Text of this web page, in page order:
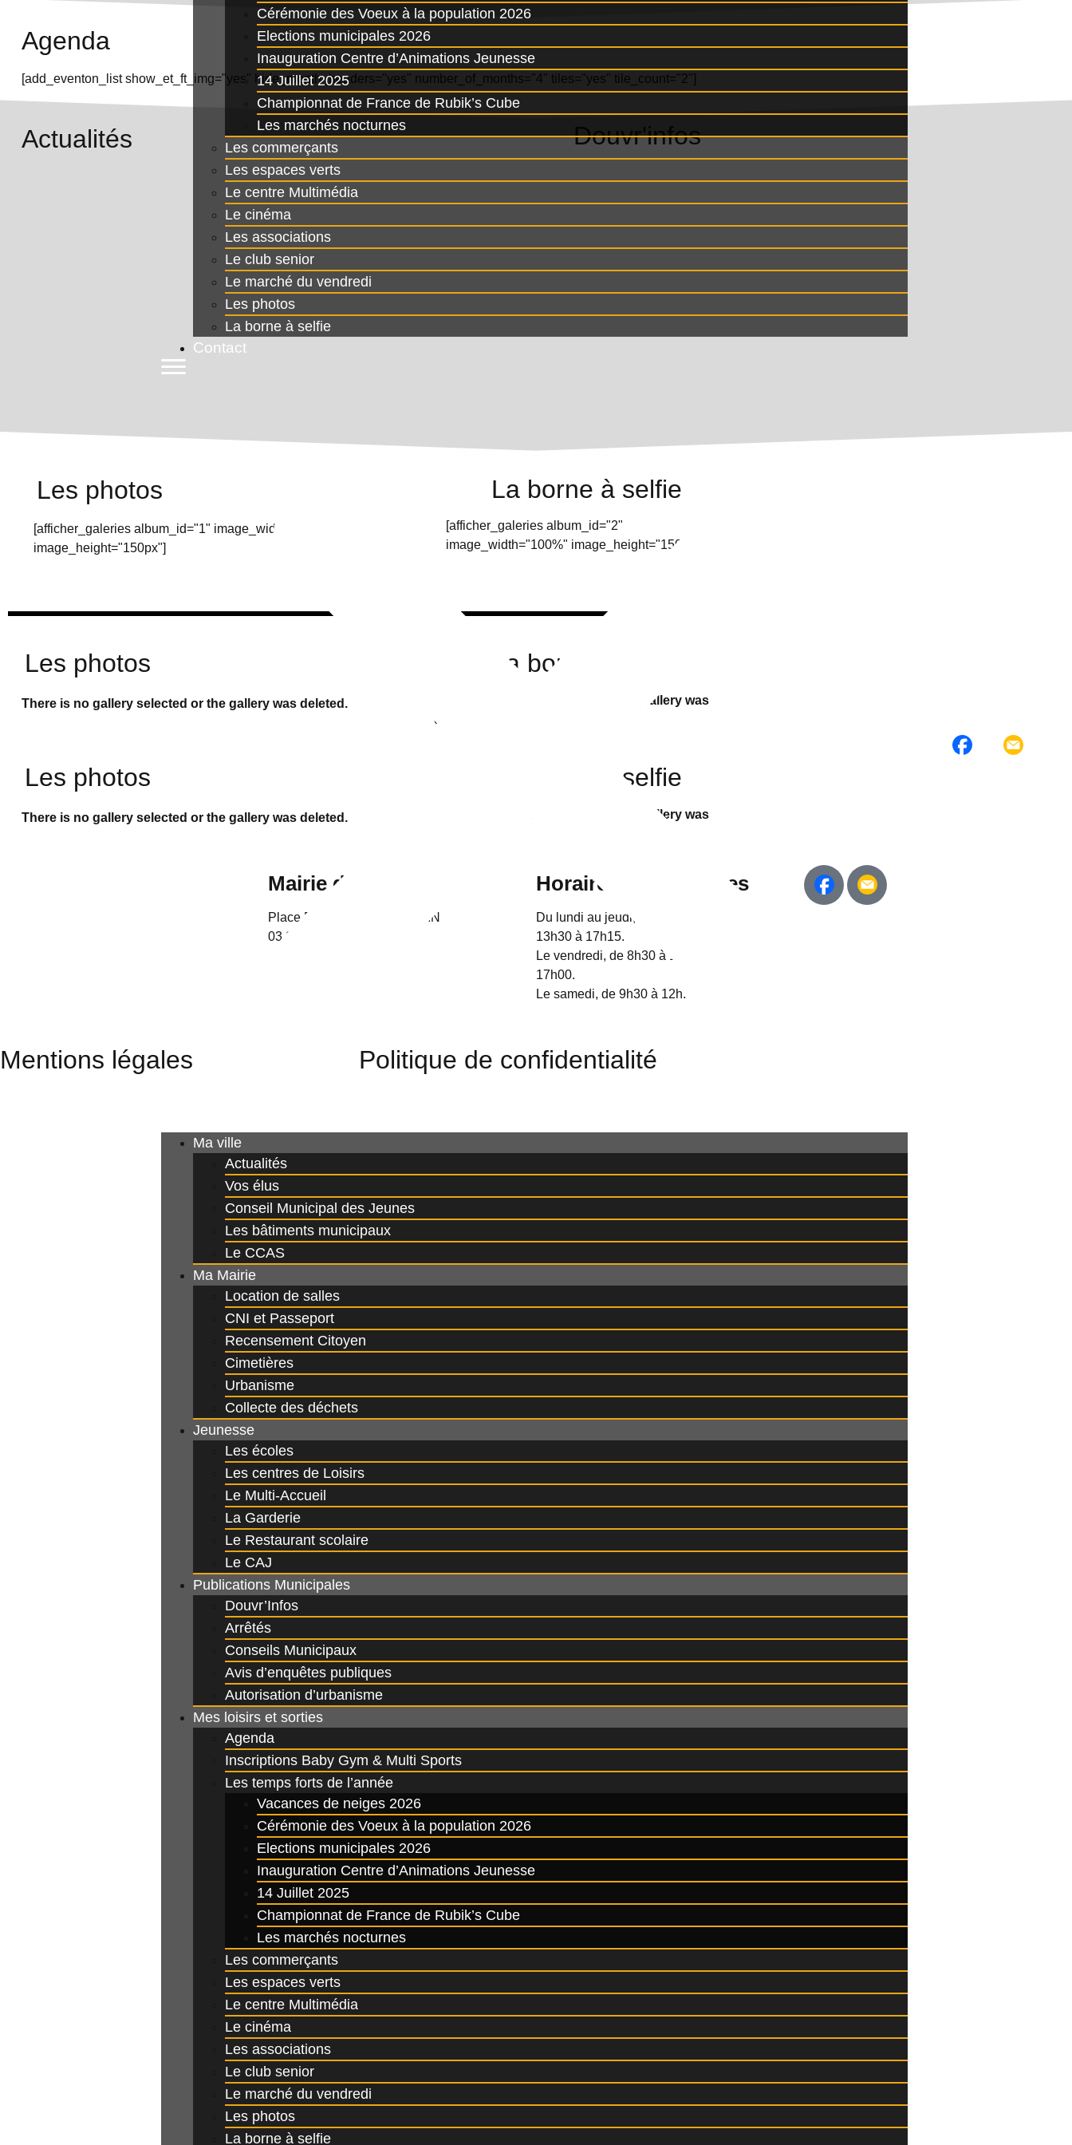
Cérémonie des Voeux à la population 2026
Elections municipales 2026
Inauguration Centre d’Animations Jeunesse
14 Juillet 2025
Championnat de France de Rubik’s Cube
Les marchés nocturnes
Les commerçants
Les espaces verts
Le centre Multimédia
Le cinéma
Les associations
Le club senior
Le marché du vendredi
Les photos
La borne à selfie
Contact
Ma ville
Actualités
Vos élus
Conseil Municipal des Jeunes
Les bâtiments municipaux
Le CCAS
Ma Mairie
Location de salles
CNI et Passeport
Recensement Citoyen
Cimetières
Urbanisme
Collecte des déchets
Jeunesse
Les écoles
Les centres de Loisirs
Le Multi-Accueil
La Garderie
Le Restaurant scolaire
Le CAJ
Publications Municipales
Douvr’Infos
Arrêtés
Conseils Municipaux
Avis d’enquêtes publiques
Autorisation d’urbanisme
Mes loisirs et sorties
Agenda
Inscriptions Baby Gym & Multi Sports
Les temps forts de l’année
Vacances de neiges 2026
Cérémonie des Voeux à la population 2026
Elections municipales 2026
Inauguration Centre d’Animations Jeunesse
14 Juillet 2025
Championnat de France de Rubik’s Cube
Les marchés nocturnes
Les commerçants
Les espaces verts
Le centre Multimédia
Le cinéma
Les associations
Le club senior
Le marché du vendredi
Les photos
La borne à selfie
Agenda
[add_eventon_list show_et_ft_img="yes" hide_month_headers="yes" number_of_months="4" tiles="yes" tile_count="2"]
Actualités Douvr'infos
Les photos
[afficher_galeries album_id="1" image_width="100%"
image_height="150px"]
La borne à selfie
[afficher_galeries album_id="2"
image_width="100%" image_height="150px"]
Les photos
There is no gallery selected or the gallery was deleted.
La borne à selfie
There is no gallery selected or the gallery was
deleted.
Les photos
There is no gallery selected or the gallery was deleted.
La borne à selfie
There is no gallery selected or the gallery was
Mairie de Douvrin
Place Basly, 62138 DOUVRIN
03 21 77 39 77
Horaires d’ouvertures
Du lundi au jeudi, de 8h30 à 12h15 et de
13h30 à 17h15.
Le vendredi, de 8h30 à 12h15 et de 13h30 à
17h00.
Le samedi, de 9h30 à 12h.
Mentions légales Politique de confidentialité